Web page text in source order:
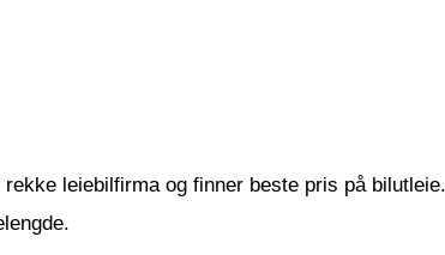
leiebilfirma og finner beste pris på